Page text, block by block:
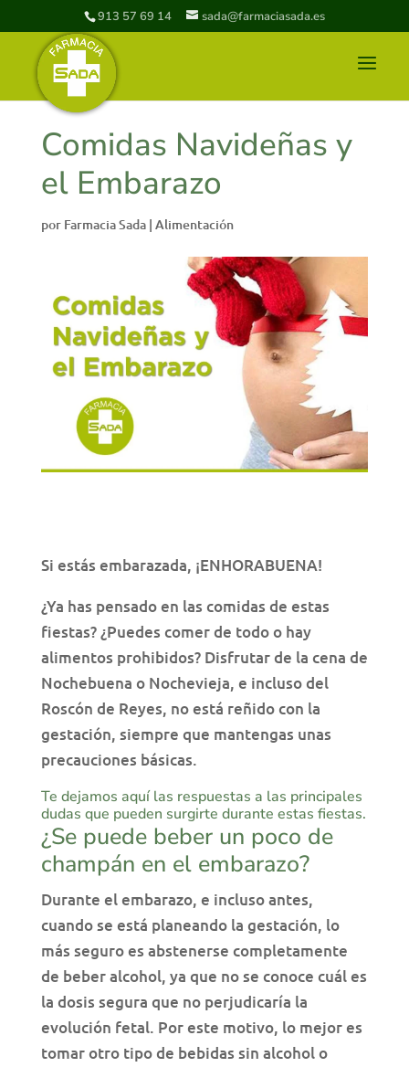
913 57 69 14 sada@farmaciasada.es
Comidas Navideñas y
el Embarazo
por Farmacia Sada| Alimentación
Si estás embarazada, ¡ENHORABUENA!
¿Ya has pensado en las comidas de estas
fiestas? ¿Puedes comer de todo o hay
alimentos prohibidos? Disfrutar de la cena de
Nochebuena o Nochevieja, e incluso del
Roscón de Reyes, no está reñido con la
gestación, siempre que mantengas unas
precauciones básicas.
Te dejamos aquí las respuestas a las principales
dudas que pueden surgirte durante estas fiestas.
¿Se puede beber un poco de
champán en el embarazo?
Durante el embarazo, e incluso antes,
cuando se está planeando la gestación, lo
más seguro es abstenerse completamente
de beber alcohol, ya que no se conoce cuál es
la dosis segura que no perjudicaría la
evolución fetal. Por este motivo, lo mejor es
tomar otro tipo de bebidas sin alcohol o